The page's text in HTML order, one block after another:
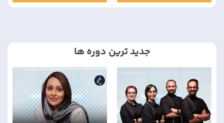
جدید ترین دوره ها